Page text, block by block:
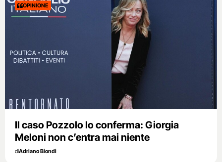
OPINIONE
Il caso Pozzolo lo conferma: Giorgia
Meloni non c’entra mai niente
diAdriano Biondi